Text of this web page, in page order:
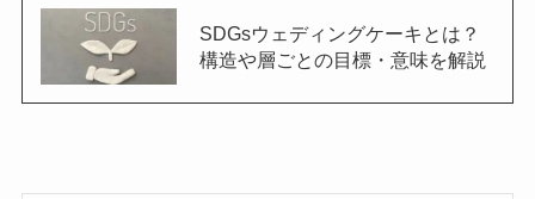
SDGsウェディングケーキとは？
構造や層ごとの目標・意味を解説